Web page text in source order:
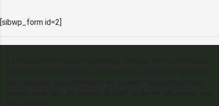
[sibwp_form id=2]